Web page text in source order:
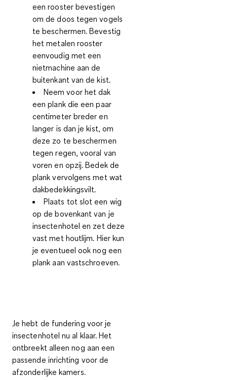
een rooster bevestigen
om de doos tegen vogels
te beschermen. Bevestig
het metalen rooster
eenvoudig met een
nietmachine aan de
buitenkant van de kist.
Neem voor het dak
een plank die een paar
centimeter breder en
langer is dan je kist, om
deze zo te beschermen
tegen regen, vooral van
voren en opzij. Bedek de
plank vervolgens met wat
dakbedekkingsvilt.
Plaats tot slot een wig
op de bovenkant van je
insectenhotel en zet deze
vast met houtlijm. Hier kun
je eventueel ook nog een
plank aan vastschroeven.
Je hebt de fundering voor je
insectenhotel nu al klaar. Het
ontbreekt alleen nog aan een
passende inrichting voor de
afzonderlijke kamers.